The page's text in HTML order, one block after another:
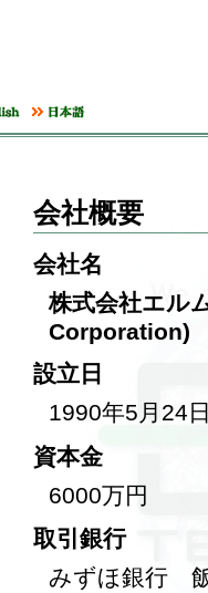
会社概要
会社名
株式会社エル
Corporation)
設立日
1990年5月24
資本金
6000万円
取引銀行
みずほ銀行